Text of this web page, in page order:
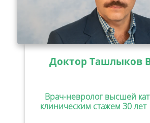
Доктор Ташлыков
Врач-невролог высшей
клиническим стажем 30